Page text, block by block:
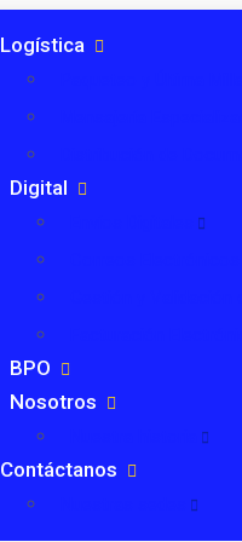
Logística
Digital
BPO
Nosotros
Contáctanos